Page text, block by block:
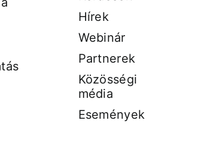
Hírek
Webinár
Partnerek
Közösségi
média
Események